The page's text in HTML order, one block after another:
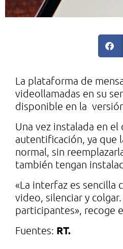
La plataforma de
videollamadas en su
disponible en la
Una vez instalada en
autentificación, ya que
normal, sin
también tengan
«La interfaz es sencilla
video, silenciar y
participantes», recoge
Fuentes: RT.